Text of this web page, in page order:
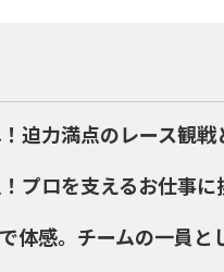
迫力満点のレース観
プロを支えるお仕事に
体感。チームの一員と